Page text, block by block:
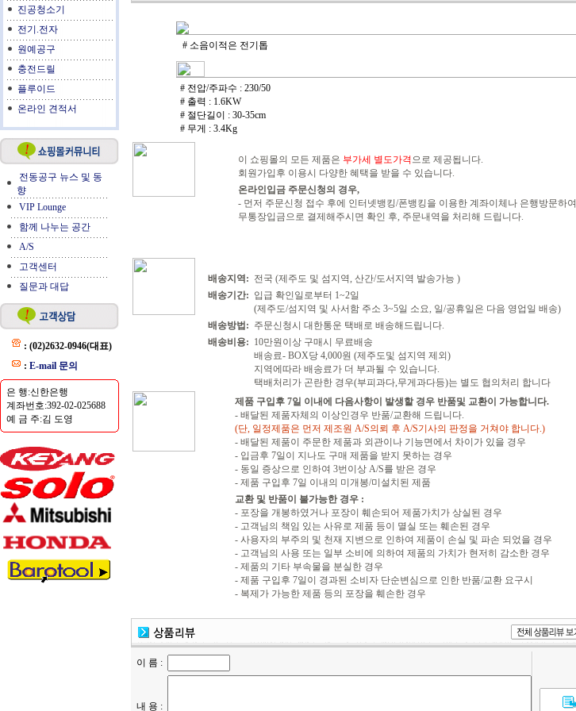
진공청소기
전기.전자
원예공구
충전드릴
플루이드
온라인 견적서
전동공구 뉴스 및 동
향
VIP Lounge
함께 나누는 공간
A/S
고객센터
질문과 대답
: (02)2632-0946(대표)
: E-mail 문의
은 행:신한은행
계좌번호:392-02-025688
예 금 주:김 도영
# 소음이적은 전기톱
# 전압/주파수 : 230/50
# 출력 : 1.6KW
# 절단길이 : 30-35cm
# 무게 : 3.4Kg
이 쇼핑몰의 모든 제품은 부가세 별도가격 으로 제공됩니다.
회원가입후 이용시 다양한 혜택을 받을 수 있습니다.
온라인입금 주문신청의 경우,
- 먼저 주문신청 접수 후에 인터넷뱅킹/폰뱅킹을 이용한 계좌이체나 은행방문하여
무통장입금으로 결제해주시면 확인 후, 주문내역을 처리해 드립니다.
배송지역: 전국 (제주도 및 섬지역, 산간/도서지역 발송가능 )
배송기간: 입급 확인일로부터 1~2일
(제주도/섬지역 및 사서함 주소 3~5일 소요, 일/공휴일은 다음 영업일 배송)
배송방법: 주문신청시 대한통운 택배로 배송해드립니다.
배송비용: 10만원이상 구매시 무료배송
배송료- BOX당 4,000원 (제주도및 섬지역 제외)
지역에따라 배송료가 더 부과될 수 있습니다.
택배처리가 곤란한 경우(부피과다,무게과다등)는 별도 협의처리 합니다
제품 구입후 7일 이내에 다음사항이 발생할 경우 반품및 교환이 가능합니다.
- 배달된 제품자체의 이상인경우 반품/교환해 드립니다.
(단, 일정제품은 먼저 제조원 A/S의뢰 후 A/S기사의 판정을 거쳐야 합니다.)
- 배달된 제품이 주문한 제품과 외관이나 기능면에서 차이가 있을 경우
- 입금후 7일이 지나도 구매 제품을 받지 못하는 경우
- 동일 증상으로 인하여 3번이상 A/S를 받은 경우
- 제품 구입후 7일 이내의 미개봉/미설치된 제품
교환 및 반품이 불가능한 경우 :
- 포장을 개봉하였거나 포장이 훼손되어 제품가치가 상실된 경우
- 고객님의 책임 있는 사유로 제품 등이 멸실 또는 훼손된 경우
- 사용자의 부주의 및 천재 지변으로 인하여 제품이 손실 및 파손 되었을 경우
- 고객님의 사용 또는 일부 소비에 의하여 제품의 가치가 현저히 감소한 경우
- 제품의 기타 부속물을 분실한 경우
- 제품 구입후 7일이 경과된 소비자 단순변심으로 인한 반품/교환 요구시
- 복제가 가능한 제품 등의 포장을 훼손한 경우
이 름 :
내 용 :